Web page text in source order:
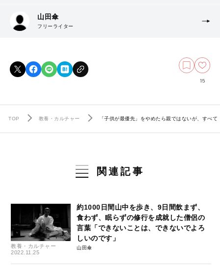
山田傘
フリーライター
15
TOP 教養・カルチャー 「子供が最優先」をやめたら親ではないが、すべ
関連記事
教養・カルチャー
2022.11.25
約1000日間山中を歩き、9日間飲まず、
食わず、眠らずの修行を成就した僧侶の
言葉「できないことは、できないでよろ
しいのです」
山田傘